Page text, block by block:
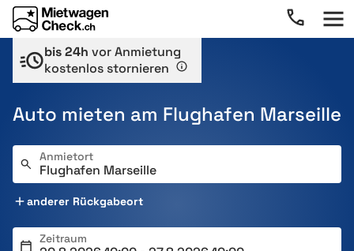
bis 24h vor Anmietung
kostenlos stornieren
Auto mieten am Flughafen Marseille
Anmietort
anderer Rückgabeort
Zeitraum